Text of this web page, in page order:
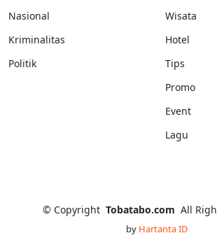
Nasional
Kriminalitas
Politik
Wisata
Hotel
Tips
Promo
Event
Lagu
© Copyright Tobatabo.com All
by Hartanta ID